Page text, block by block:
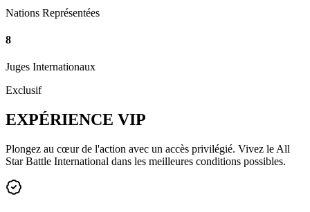
Nations Représentées
8
Juges Internationaux
Exclusif
EXPÉRIENCE VIP
Plongez au cœur de l'action avec un accès privilégié. Vivez le All
Star Battle International dans les meilleures conditions possibles.